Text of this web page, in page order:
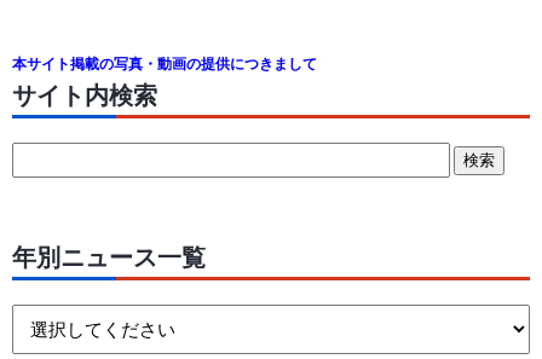
本サイト掲載の写真・動画の提供につきまして
サイト内検索
年別ニュース一覧